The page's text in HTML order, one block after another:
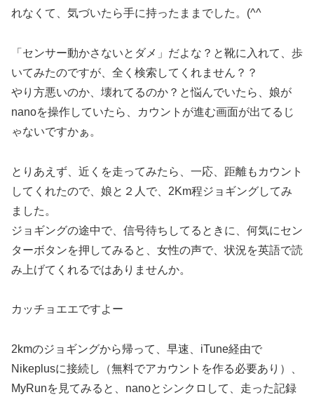
れなくて、気づいたら手に持ったままでした。(^^ゞ
「センサー動かさないとダメ」だよな？と靴に入れて、歩
いてみたのですが、全く検索してくれません？？
やり方悪いのか、壊れてるのか？と悩んでいたら、娘が
nanoを操作していたら、カウントが進む画面が出てるじ
ゃないですかぁ。
とりあえず、近くを走ってみたら、一応、距離もカウント
してくれたので、娘と２人で、2Km程ジョギングしてみ
ました。
ジョギングの途中で、信号待ちしてるときに、何気にセン
ターボタンを押してみると、女性の声で、状況を英語で読
み上げてくれるではありませんか。
カッチョエエですよー
2kmのジョギングから帰って、早速、iTune経由で
Nikeplusに接続し（無料でアカウントを作る必要あり）、
MyRunを見てみると、nanoとシンクロして、走った記録